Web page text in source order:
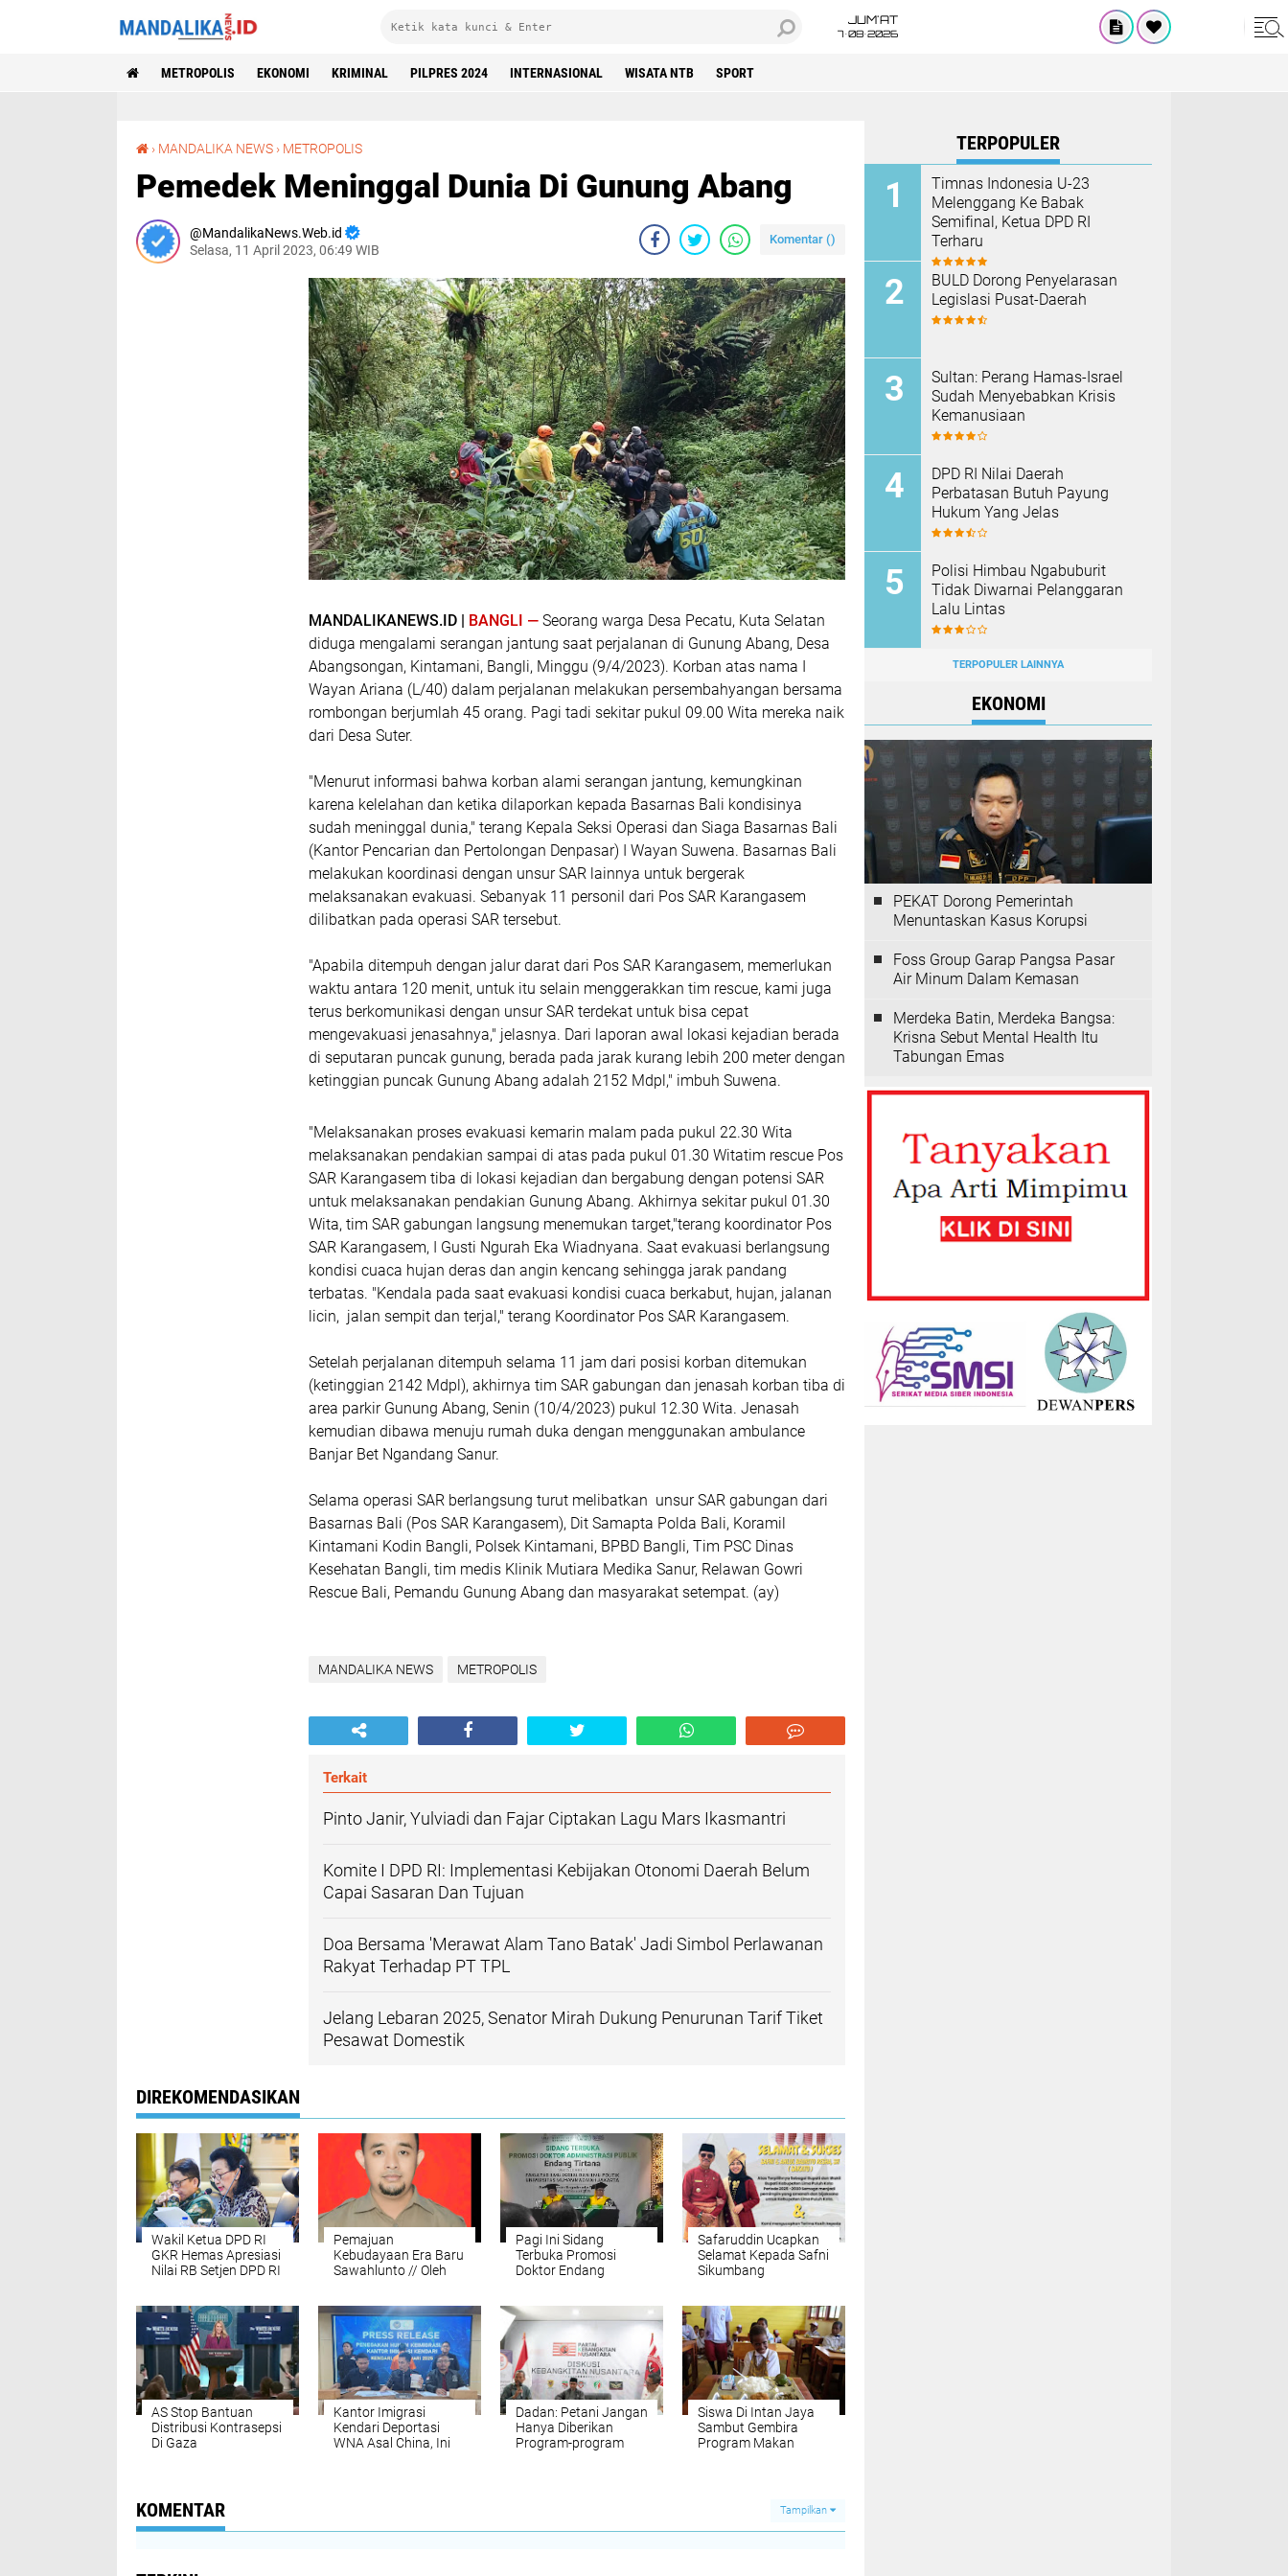
JUM'AT
7•08•2026
METROPOLIS EKONOMI KRIMINAL PILPRES 2024 INTERNASIONAL WISATA NTB SPORT
› MANDALIKA NEWS › METROPOLIS
Pemedek Meninggal Dunia Di Gunung Abang
MandalikaNews.Web.id
Selasa, 11 April 2023, 06:49 WIB
Komentar ()
MANDALIKANEWS.ID | BANGLI — Seorang warga Desa Pecatu, Kuta Selatan
diduga mengalami serangan jantung saat perjalanan di Gunung Abang, Desa
Abangsongan, Kintamani, Bangli, Minggu (9/4/2023). Korban atas nama I
Wayan Ariana (L/40) dalam perjalanan melakukan persembahyangan bersama
rombongan berjumlah 45 orang. Pagi tadi sekitar pukul 09.00 Wita mereka naik
dari Desa Suter.
"Menurut informasi bahwa korban alami serangan jantung, kemungkinan
karena kelelahan dan ketika dilaporkan kepada Basarnas Bali kondisinya
sudah meninggal dunia," terang Kepala Seksi Operasi dan Siaga Basarnas Bali
(Kantor Pencarian dan Pertolongan Denpasar) I Wayan Suwena. Basarnas Bali
melakukan koordinasi dengan unsur SAR lainnya untuk bergerak
melaksanakan evakuasi. Sebanyak 11 personil dari Pos SAR Karangasem
dilibatkan pada operasi SAR tersebut.
"Apabila ditempuh dengan jalur darat dari Pos SAR Karangasem, memerlukan
waktu antara 120 menit, untuk itu selain menggerakkan tim rescue, kami juga
terus berkomunikasi dengan unsur SAR terdekat untuk bisa cepat
mengevakuasi jenasahnya," jelasnya. Dari laporan awal lokasi kejadian berada
di seputaran puncak gunung, berada pada jarak kurang lebih 200 meter dengan
ketinggian puncak Gunung Abang adalah 2152 Mdpl," imbuh Suwena.
"Melaksanakan proses evakuasi kemarin malam pada pukul 22.30 Wita
melaksanakan pendakian sampai di atas pada pukul 01.30 Witatim rescue Pos
SAR Karangasem tiba di lokasi kejadian dan bergabung dengan potensi SAR
untuk melaksanakan pendakian Gunung Abang. Akhirnya sekitar pukul 01.30
Wita, tim SAR gabungan langsung menemukan target,"terang koordinator Pos
SAR Karangasem, I Gusti Ngurah Eka Wiadnyana. Saat evakuasi berlangsung
kondisi cuaca hujan deras dan angin kencang sehingga jarak pandang
terbatas. "Kendala pada saat evakuasi kondisi cuaca berkabut, hujan, jalanan
licin, jalan sempit dan terjal," terang Koordinator Pos SAR Karangasem.
Setelah perjalanan ditempuh selama 11 jam dari posisi korban ditemukan
(ketinggian 2142 Mdpl), akhirnya tim SAR gabungan dan jenasah korban tiba di
area parkir Gunung Abang, Senin (10/4/2023) pukul 12.30 Wita. Jenasah
kemudian dibawa menuju rumah duka dengan menggunakan ambulance
Banjar Bet Ngandang Sanur.
Selama operasi SAR berlangsung turut melibatkan unsur SAR gabungan dari
Basarnas Bali (Pos SAR Karangasem), Dit Samapta Polda Bali, Koramil
Kintamani Kodin Bangli, Polsek Kintamani, BPBD Bangli, Tim PSC Dinas
Kesehatan Bangli, tim medis Klinik Mutiara Medika Sanur, Relawan Gowri
Rescue Bali, Pemandu Gunung Abang dan masyarakat setempat. (ay)
MANDALIKA NEWS METROPOLIS
Terkait
Pinto Janir, Yulviadi dan Fajar Ciptakan Lagu Mars Ikasmantri
Komite I DPD RI: Implementasi Kebijakan Otonomi Daerah Belum
Capai Sasaran Dan Tujuan
Doa Bersama 'Merawat Alam Tano Batak' Jadi Simbol Perlawanan
Rakyat Terhadap PT TPL
Jelang Lebaran 2025, Senator Mirah Dukung Penurunan Tarif Tiket
Pesawat Domestik
DIREKOMENDASIKAN
Wakil Ketua DPD RI
GKR Hemas Apresiasi
Nilai RB Setjen DPD RI
Pemajuan
Kebudayaan Era Baru
Sawahlunto // Oleh
Pagi Ini Sidang
Terbuka Promosi
Doktor Endang
Safaruddin Ucapkan
Selamat Kepada Safni
Sikumbang
AS Stop Bantuan
Distribusi Kontrasepsi
Di Gaza
Kantor Imigrasi
Kendari Deportasi
WNA Asal China, Ini
Dadan: Petani Jangan
Hanya Diberikan
Program-program
Siswa Di Intan Jaya
Sambut Gembira
Program Makan
KOMENTAR Tampilkan
TERPOPULER
Timnas Indonesia U-23
Melenggang Ke Babak
Semifinal, Ketua DPD RI
Terharu
BULD Dorong Penyelarasan
Legislasi Pusat-Daerah
Sultan: Perang Hamas-Israel
Sudah Menyebabkan Krisis
Kemanusiaan
DPD RI Nilai Daerah
Perbatasan Butuh Payung
Hukum Yang Jelas
Polisi Himbau Ngabuburit
Tidak Diwarnai Pelanggaran
Lalu Lintas
TERPOPULER LAINNYA
EKONOMI
PEKAT Dorong Pemerintah
Menuntaskan Kasus Korupsi
Foss Group Garap Pangsa Pasar
Air Minum Dalam Kemasan
Merdeka Batin, Merdeka Bangsa:
Krisna Sebut Mental Health Itu
Tabungan Emas